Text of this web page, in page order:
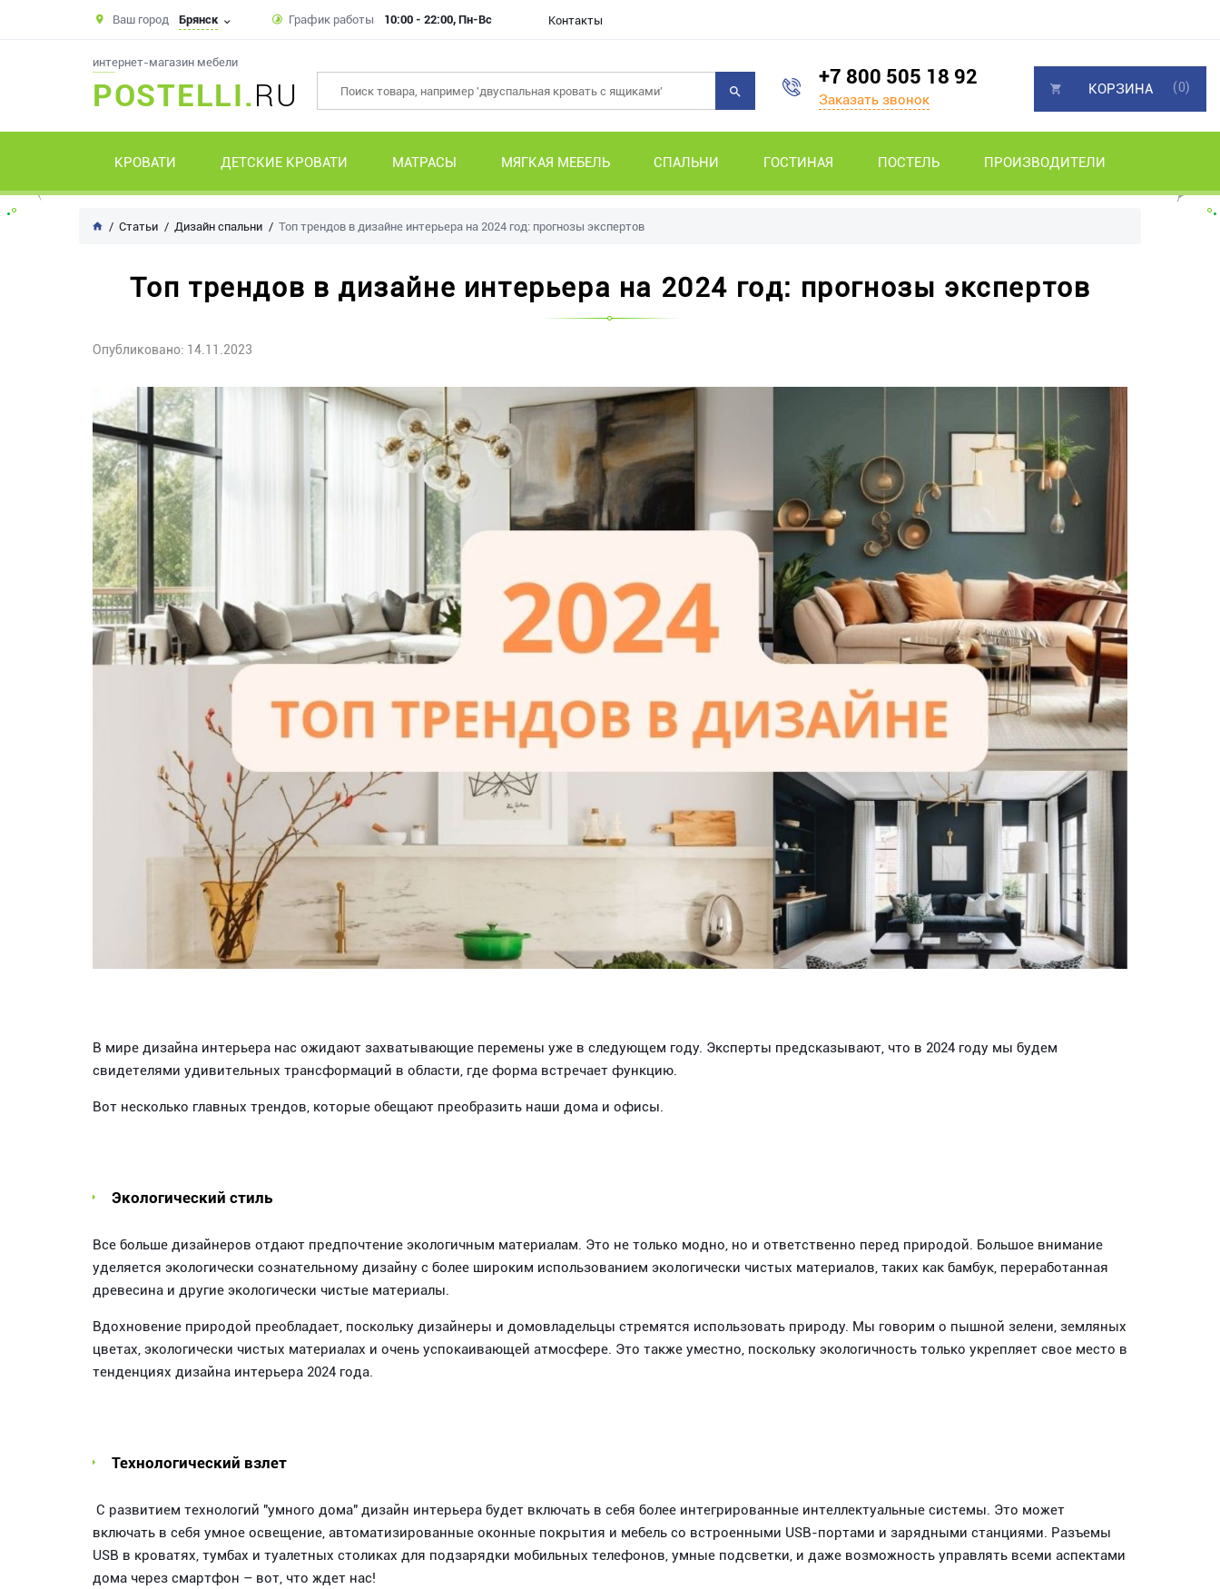
Ваш город Брянск График работы 10:00 - 22:00, Пн-Вс Контакты
интернет-магазин мебели
POSTELLI.RU
+7 800 505 18 92
Заказать звонок
КРОВАТИ ДЕТСКИЕ КРОВАТИ МАТРАСЫ МЯГКАЯ МЕБЕЛЬ СПАЛЬНИ ГОСТИНАЯ ПОСТЕЛЬ ПРОИЗВОДИТЕЛИ
КОРЗИНА (0)
Статьи Дизайн спальни Топ трендов в дизайне интерьера на 2024 год: прогнозы экспертов
Топ трендов в дизайне интерьера на 2024 год: прогнозы экспертов
Опубликовано: 14.11.2023
В мире дизайна интерьера нас ожидают захватывающие перемены уже в следующем году. Эксперты предсказывают, что в 2024 году мы будем
свидетелями удивительных трансформаций в области, где форма встречает функцию.
Вот несколько главных трендов, которые обещают преобразить наши дома и офисы.
Экологический стиль
Все больше дизайнеров отдают предпочтение экологичным материалам. Это не только модно, но и ответственно перед природой. Большое внимание
уделяется экологически сознательному дизайну с более широким использованием экологически чистых материалов, таких как бамбук, переработанная
древесина и другие экологически чистые материалы.
Вдохновение природой преобладает, поскольку дизайнеры и домовладельцы стремятся использовать природу. Мы говорим о пышной зелени, земляных
цветах, экологически чистых материалах и очень успокаивающей атмосфере. Это также уместно, поскольку экологичность только укрепляет свое место в
тенденциях дизайна интерьера 2024 года.
Технологический взлет
С развитием технологий "умного дома" дизайн интерьера будет включать в себя более интегрированные интеллектуальные системы. Это может
включать в себя умное освещение, автоматизированные оконные покрытия и мебель со встроенными USB-портами и зарядными станциями. Разъемы
USB в кроватях, тумбах и туалетных столиках для подзарядки мобильных телефонов, умные подсветки, и даже возможность управлять всеми аспектами
дома через смартфон – вот, что ждет нас!